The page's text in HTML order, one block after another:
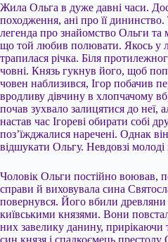
Жила Ольга в дуже давні часи.
походження, ані про її
легенда про знайомство Ольги та
що той любив полювати. Якось у
трапилася річка. Біля
човні. Князь гукнув його, щоб
човен наблизився, Ігор побачив
вродливу дівчину в хлопчачому
почав зухвало залицятися до неї,
настав час Ігореві обирати собі
поз’їжджалися наречені. Однак
відшукати Ольгу. Невдовзі молоді
Чоловік Ольги постійно воював,
справи й виховувала сина
повернувся. Його вбили
київськими князями. Вони
них завелику данину,
син князя і спадкоємець